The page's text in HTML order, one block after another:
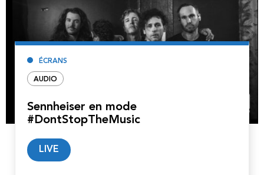
ÉCRANS
AUDIO
Sennheiser en mode
#DontStopTheMusic
LIVE